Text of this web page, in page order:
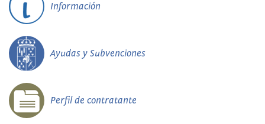
Información
Ayudas y Subvenciones
Perfil de contratante